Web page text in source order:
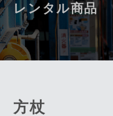
レンタル商品
方杖